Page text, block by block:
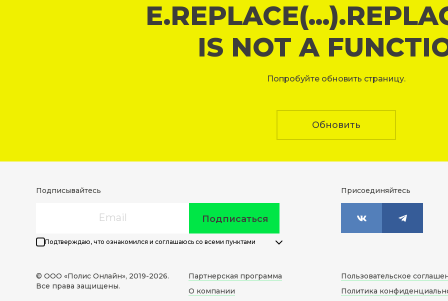
IS NOT A
Попробуйте обновить страницу.
Обновить
Подписывайтесь
Подписаться
Подтверждаю, что ознакомился и соглашаюсь со всеми пунктами
Присоединяйтесь
© ООО «Полис Онлайн», 2019-2026.
Все права защищены.
Партнерская программа
О компании
Пользовательское
Политика